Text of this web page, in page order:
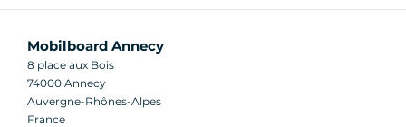
Mobilboard Annecy
8 place aux Bois
74000 Annecy
Auvergne-Rhônes-Alpes
France